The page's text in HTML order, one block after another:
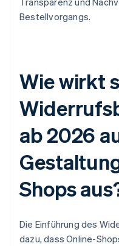
Bestellvorgangs.
Wie wirkt
ab 2026
Shops
Die Einführung des
dazu, dass Online-